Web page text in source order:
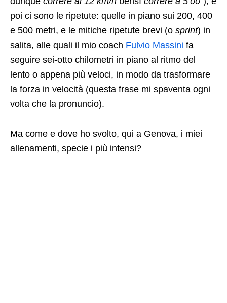
poi ci sono le ripetute: quelle in piano sui 200, 400
e 500 metri, e le mitiche ripetute brevi (o sprint) in
salita, alle quali il mio coach Fulvio Massini fa
seguire sei-otto chilometri in piano al ritmo del
lento o appena più veloci, in modo da trasformare
la forza in velocità (questa frase mi spaventa ogni
volta che la pronuncio).
Ma come e dove ho svolto, qui a Genova, i miei
allenamenti, specie i più intensi?